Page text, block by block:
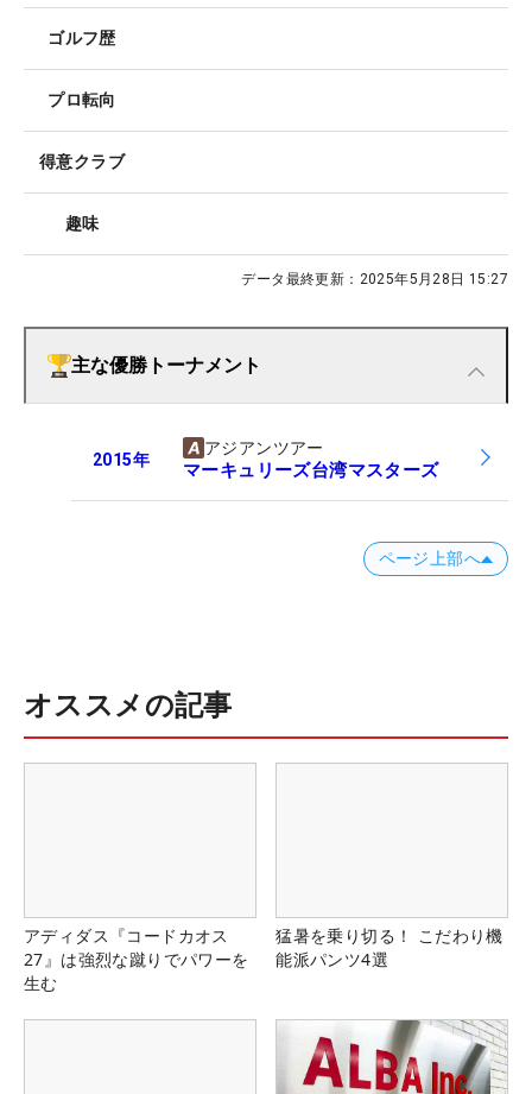
ゴルフ歴
プロ転向
得意クラブ
趣味
データ最終更新： 2025年5月28日 15:27
主な優勝トーナメント
2015年
アジアンツアー
マーキュリーズ台湾マスターズ
ページ上部へ
オススメの記事
アディダス『コードカオス
27』は強烈な蹴りでパワーを
生む
猛暑を乗り切る！ こだわり機
能派パンツ4選